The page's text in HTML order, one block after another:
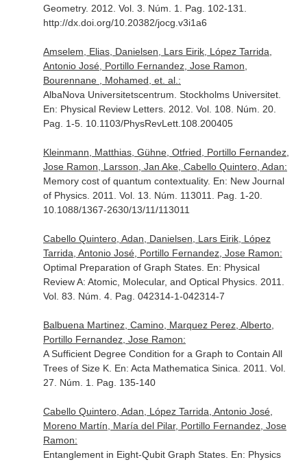
Geometry. 2012. Vol. 3. Núm. 1. Pag. 102-131.
http://dx.doi.org/10.20382/jocg.v3i1a6
Amselem, Elias, Danielsen, Lars Eirik, López Tarrida,
Antonio José, Portillo Fernandez, Jose Ramon,
Bourennane , Mohamed, et. al.:
AlbaNova Universitetscentrum. Stockholms Universitet.
En: Physical Review Letters. 2012. Vol. 108. Núm. 20.
Pag. 1-5. 10.1103/PhysRevLett.108.200405
Kleinmann, Matthias, Gühne, Otfried, Portillo Fernandez,
Jose Ramon, Larsson, Jan Ake, Cabello Quintero, Adan:
Memory cost of quantum contextuality. En: New Journal
of Physics. 2011. Vol. 13. Núm. 113011. Pag. 1-20.
10.1088/1367-2630/13/11/113011
Cabello Quintero, Adan, Danielsen, Lars Eirik, López
Tarrida, Antonio José, Portillo Fernandez, Jose Ramon:
Optimal Preparation of Graph States. En: Physical
Review A: Atomic, Molecular, and Optical Physics. 2011.
Vol. 83. Núm. 4. Pag. 042314-1-042314-7
Balbuena Martinez, Camino, Marquez Perez, Alberto,
Portillo Fernandez, Jose Ramon:
A Sufficient Degree Condition for a Graph to Contain All
Trees of Size K. En: Acta Mathematica Sinica . 2011. Vol.
27. Núm. 1. Pag. 135-140
Cabello Quintero, Adan, López Tarrida, Antonio José,
Moreno Martín, María del Pilar, Portillo Fernandez, Jose
Ramon:
Entanglement in Eight-Qubit Graph States. En: Physics